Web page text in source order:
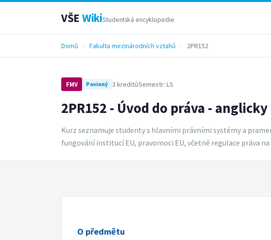
VŠE WikiStudentská encyklopedie
Domů › Fakulta mezinárodních vztahů › 2PR152
FMV Povinný 3 kreditůSemestr: LS
2PR152 - Úvod do práva - anglicky
Kurz seznamuje studenty s hlavními právními systémy a
fungování institucí EU, pravomoci EU, včetně regulace práva
O předmětu